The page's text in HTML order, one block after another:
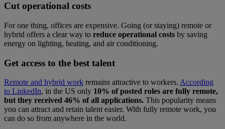
Cut operational costs
For one thing, offices are expensive. Going (or staying) remote or
hybrid offers a clear way to reduce operational costs by saving
energy on lighting, heating, and air conditioning.
Get access to the best talent
Remote and hybrid work remains attractive to workers. According
to LinkedIn, in the US only 10% of posted roles are fully remote,
but they received 46% of all applications. This popularity means
you can attract and retain talent easier. With fully remote work, you
can do so from anywhere in the world.